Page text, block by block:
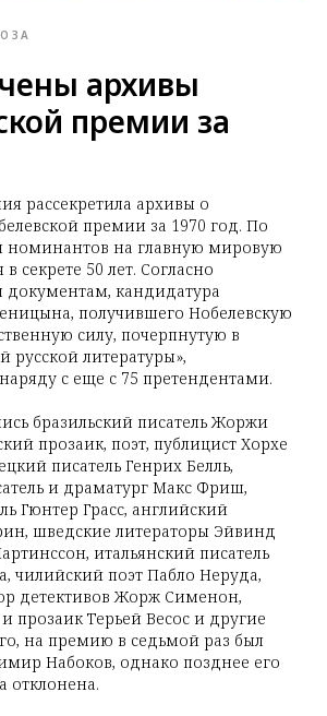
архивы
премии за
рассекретила архивы о
премии за 1970 год. По
номинантов на главную мировую
секрете 50 лет. Согласно
кандидатура
получившего Нобелевскую
силу, почерпнутую в
русской литературы»,
с еще с 75 претендентами.
бразильский писатель Жоржи
прозаик, поэт, публицист Хорхе
писатель Генрих Белль,
и драматург Макс Фриш,
Гюнтер Грасс, английский
шведские литераторы Эйвинд
итальянский писатель
чилийский поэт Пабло Неруда,
детективов Жорж Сименон,
прозаик Терьей Весос и другие
на премию в седьмой раз был
Набоков, однако позднее его
отклонена.